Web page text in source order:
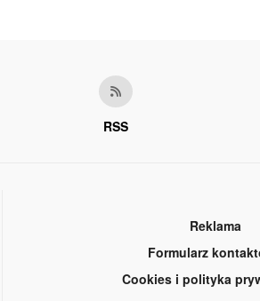
RSS
Reklama
Formularz
Cookies i polityka